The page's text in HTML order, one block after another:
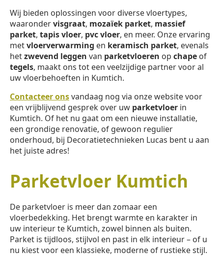
Wij bieden oplossingen voor diverse vloertypes,
waarondervisgraat, mozaïek parket, massief
parket, tapis vloer, pvc vloer, en meer. Onze ervaring
metvloerverwarming en keramisch parket, evenals
hetzwevend leggen van parketvloeren op chape of
tegels, maakt ons tot een veelzijdige partner voor al
uw vloerbehoeften in Kumtich.
Contacteer onsvandaag nog via onze website voor
een vrijblijvend gesprek over uw parketvloer in
Kumtich. Of het nu gaat om een nieuwe installatie,
een grondige renovatie, of gewoon regulier
onderhoud, bij Decoratietechnieken Lucas bent u aan
het juiste adres!
Parketvloer Kumtich
De parketvloer is meer dan zomaar een
vloerbedekking. Het brengt warmte en karakter in
uw interieur te Kumtich, zowel binnen als buiten.
Parket is tijdloos, stijlvol en past in elk interieur – of u
nu kiest voor een klassieke, moderne of rustieke stijl.